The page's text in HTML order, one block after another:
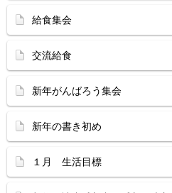
給食集会
交流給食
新年がんばろう集会
新年の書き初め
１月 生活目標